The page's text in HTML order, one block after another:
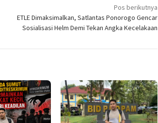
Pos berikutnya
ETLE Dimaksimalkan, Satlantas Ponorogo Gencar
Sosialisasi Helm Demi Tekan Angka Kecelakaan